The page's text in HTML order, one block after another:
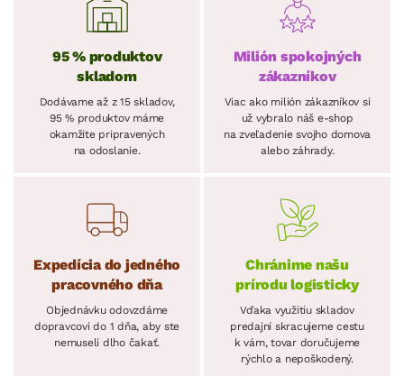
95 % produktov
skladom
Dodávame až z 15 skladov,
95 % produktov máme
okamžite pripravených
na odoslanie.
Milión spokojných
zákazníkov
Viac ako milión zákazníkov si
už vybralo náš e-shop
na zveľadenie svojho domova
alebo záhrady.
Expedícia do jedného
pracovného dňa
Objednávku odovzdáme
dopravcovi do 1 dňa, aby ste
nemuseli dlho čakať.
Chránime našu
prírodu logisticky
Vďaka využitiu skladov
predajní skracujeme cestu
k vám, tovar doručujeme
rýchlo a nepoškodený.